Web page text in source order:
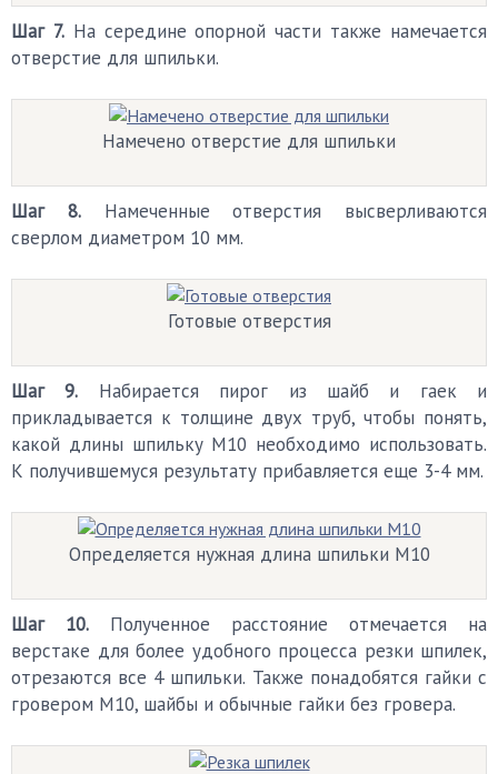
Шаг 7.На середине опорной части также намечается
отверстие для шпильки.
Намечено отверстие для шпильки
Шаг 8.Намеченные отверстия высверливаются
сверлом диаметром 10 мм.
Готовые отверстия
Шаг 9. Набирается пирог из шайб и гаек и
прикладывается к толщине двух труб, чтобы понять,
какой длины шпильку М10 необходимо использовать.
К получившемуся результату прибавляется еще 3-4 мм.
Определяется нужная длина шпильки М10
Шаг 10. Полученное расстояние отмечается на
верстаке для более удобного процесса резки шпилек,
отрезаются все 4 шпильки. Также понадобятся гайки с
гровером М10, шайбы и обычные гайки без гровера.